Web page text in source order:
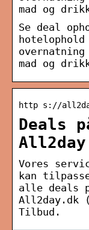
mad og
Se deal
overnatning
mad og
http s://
Deals
All2day
Vores
kan
alle deals
All2day.dk
Tilbud.